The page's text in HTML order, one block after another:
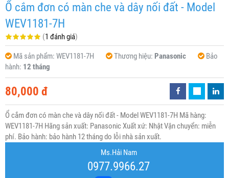
Ổ cắm đơn có màn che và dây nối đất - Model
WEV1181-7H
(1 đánh giá)
Mã sản phẩm: WEV1181-7H Thương hiệu: Panasonic
Bảo
hành: 12 tháng
80,000 đ
Ổ cắm đơn có màn che và dây nối đất - Model WEV1181-7H Mã hàng:
WEV1181-7H Hãng sản xuất: Panasonic Xuất xứ: Nhật Vận chuyển: miễn
phí. Bảo hành: bảo hành 12 tháng do lỗi nhà sản xuất.
Ms.Hải Nam
0977.9966.27